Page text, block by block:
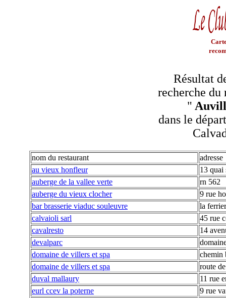
Résultat
recherche du
"
dans le
nom du restaurant
adresse
au vieux honfleur
13 quai
auberge de la vallee verte
rn 562
auberge du vieux clocher
9 rue
bar brasserie viaduc souleuvre
la
calvaioli sarl
45 rue
cavalresto
14
devalparc
domaine de villers et spa
chemin
domaine de villers et spa
route
duval mallaury
11 rue
eurl ccev la poterne
9 rue